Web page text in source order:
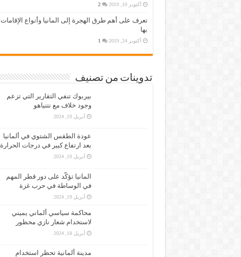
أكتوبر 10, 2019 2
تعرف على أهم طرق الهجرة إلى المانيا وأنواع الإقامات
بها
أكتوبر 24, 2019 1
تدوينات من تصنيف
بيربوك تنفي التقارير التي تزعم
وجود خلاف مع نتنياهو
أبريل 19, 2024
عودة الطقس الشتوي في ألمانيا
بعد ارتفاع كبير في درجات الحرارة
أبريل 19, 2024
المانيا تؤكّد على دور قطر المهم
في الوساطة في حرب غزة
أبريل 19, 2024
محاكمة سياسي ألماني يميني
لاستخدام شعار نازي محظور
أبريل 18, 2024
مدينة ألمانية تحظر استخدام